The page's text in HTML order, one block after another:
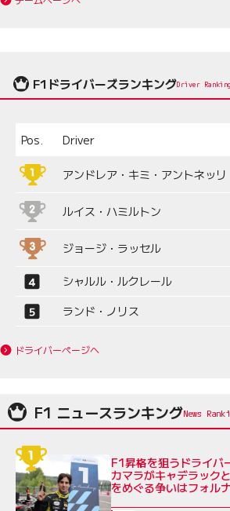
F1ドライバーズランキングDriver Ranking
Pos. Driver
アンドレア・キミ・アントネッリ
ルイス・ハミルトン
ジョージ・ラッセル
シャルル・ルクレール
ランド・ノリス
ドライバーページへ
F1 ニュースランキング
F1昇格を狙うドライバ
カマラがキャデラック
をめぐる争いはフォル